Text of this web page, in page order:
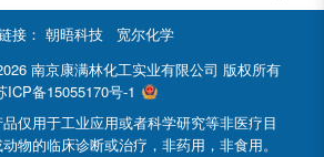
接： 朝晤科技
宽尔化学
南京康满林化工实业有限公司 版权所有
ICP备15055170号-1
仅用于工业应用或者科学研究等非医疗目
物的临床诊断或治疗，非药用，非食用。